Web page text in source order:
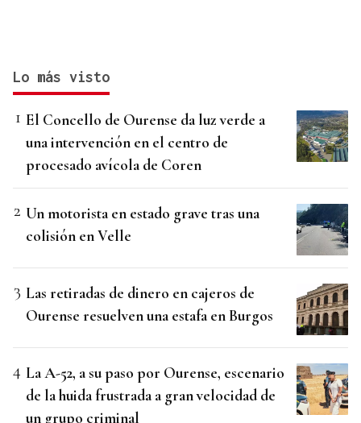
Lo más visto
El Concello de Ourense da luz verde a
una intervención en el centro de
procesado avícola de Coren
Un motorista en estado grave tras una
colisión en Velle
Las retiradas de dinero en cajeros de
Ourense resuelven una estafa en Burgos
La A-52, a su paso por Ourense, escenario
de la huida frustrada a gran velocidad de
un grupo criminal